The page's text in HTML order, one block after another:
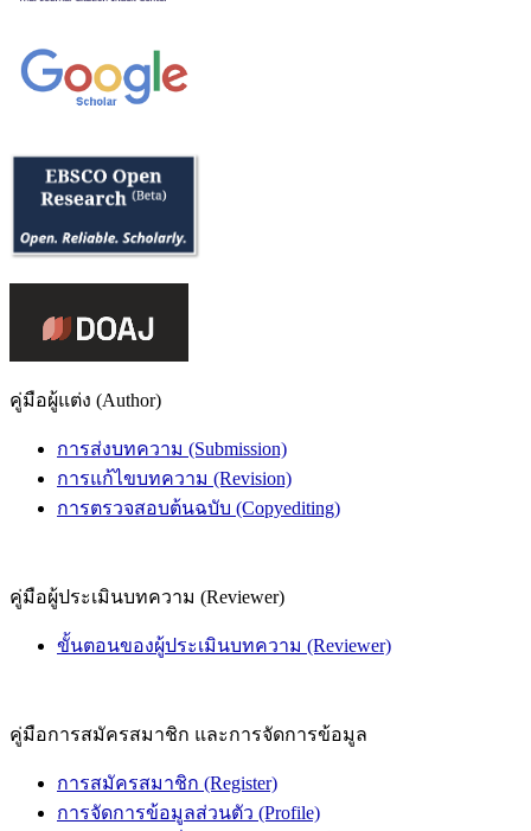
คู่มือผู้แต่ง (Author)
การส่งบทความ (Submission)
การแก้ไขบทความ (Revision)
การตรวจสอบต้นฉบับ (Copyediting)
คู่มือผู้ประเมินบทความ (Reviewer)
ขั้นตอนของผู้ประเมินบทความ (Reviewer)
คู่มือการสมัครสมาชิก และการจัดการข้อมูล
การสมัครสมาชิก (Register)
การจัดการข้อมูลส่วนตัว (Profile)